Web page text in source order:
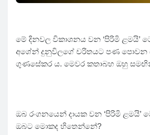
මේ දිනවල විකාශනය වන ‘පිරිමි ළමයි’
අශේන් දුනුවිලගේ චරිතයට පණ පොවන
ගුණසේකර ය. මෙවර කතාබහ ඔහු
ඔබ රංගනයෙන් දායක වන ‘පිරිමි ළමයි’
ඔබට මොකද හිතෙන්නේ?